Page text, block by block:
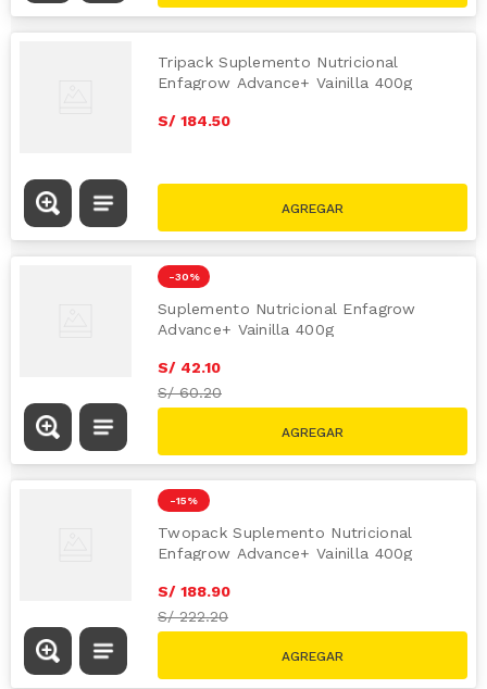
Tripack Suplemento Nutricional
Enfagrow Advance+ Vainilla 400g
S/ 184.50
-30 %
Suplemento Nutricional Enfagrow
Advance+ Vainilla 400g
S/ 42.10
S/60.20
-15 %
Twopack Suplemento Nutricional
Enfagrow Advance+ Vainilla 400g
S/ 188.90
S/222.20